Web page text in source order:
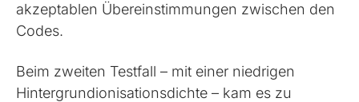
akzeptablen Übereinstimmungen zwischen den
Codes.
Beim zweiten Testfall – mit einer niedrigen
Hintergrundionisationsdichte – kam es zu